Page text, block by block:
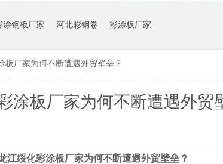
涂钢板厂家 河北彩钢卷 彩涂板厂家
板厂家为何不断遭遇外贸壁垒？
涂板厂家为何不断遭遇外贸
江绥化彩涂板厂家为何不断遭遇外贸壁垒？